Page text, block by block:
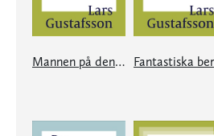
Mannen på den blå cykeln